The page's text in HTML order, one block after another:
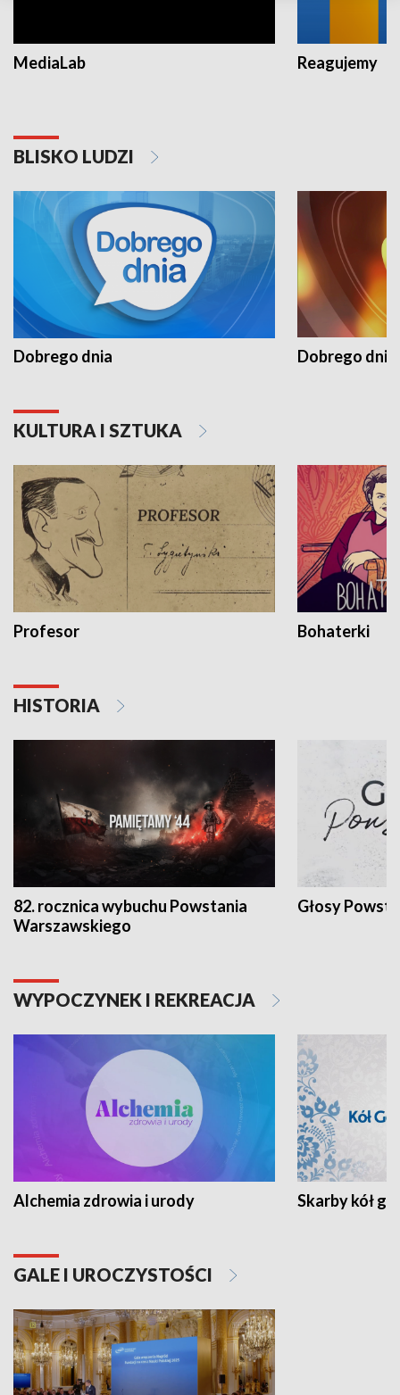
MediaLab Reagujemy
BLISKO LUDZI
Dobrego dnia Dobrego dnia
KULTURA I SZTUKA
Profesor Bohaterki
HISTORIA
82. rocznica wybuchu Powstania
Warszawskiego
Głosy
WYPOCZYNEK I REKREACJA
Alchemia zdrowia i urody Skarby kół
GALE I UROCZYSTOŚCI